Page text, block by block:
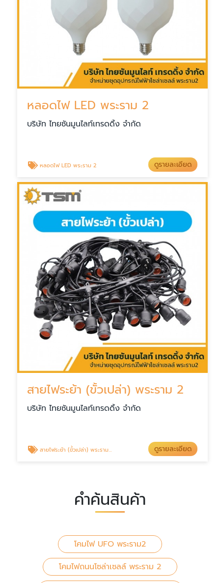
หลอดไฟ LED พระราม 2
บริษัท ไทยซันมูนไลท์เทรดดิ้ง จำกัด
หลอดไฟ LED พระราม 2 ดูรายละเอียด
สายไฟระย้า (ขั้วเปล่า) พระราม 2
บริษัท ไทยซันมูนไลท์เทรดดิ้ง จำกัด
สายไฟระย้า (ขั้วเปล่า) พระราม 2 ดูรายละเอียด
คำค้นสินค้า
โคมไฟ UFO พระราม2
โคมไฟถนนโซล่าเซลล์ พระราม 2